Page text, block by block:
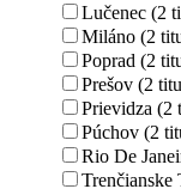
Lučenec (2
Miláno (2
Poprad (2
Prešov (2
Prievidza (2
Púchov (2
Rio De
Trenčianske